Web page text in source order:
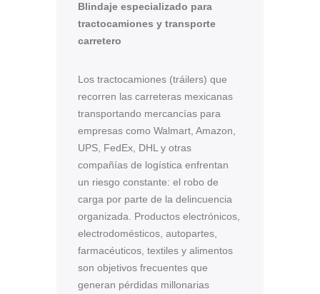
Blindaje especializado para
tractocamiones y transporte
carretero
Los tractocamiones (tráilers) que
recorren las carreteras mexicanas
transportando mercancías para
empresas como Walmart, Amazon,
UPS, FedEx, DHL y otras
compañías de logística enfrentan
un riesgo constante: el robo de
carga por parte de la delincuencia
organizada. Productos electrónicos,
electrodomésticos, autopartes,
farmacéuticos, textiles y alimentos
son objetivos frecuentes que
generan pérdidas millonarias